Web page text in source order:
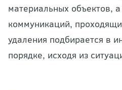
материальных объектов,
коммуникаций,
удаления подбирается в
порядке, исходя из